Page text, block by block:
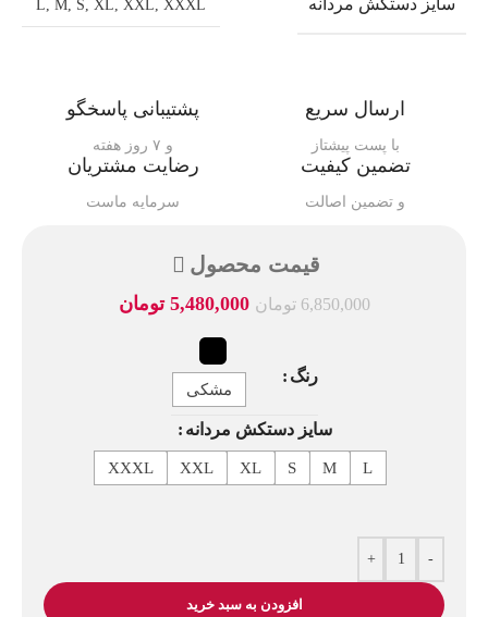
L M S XL XXL XXXL
ارسال سریع
با پست پیشتاز
پشتیبانی پاسخگو
و ۷ روز هفته
تضمین کیفیت
و تضمین اصالت
رضایت مشتریان
سرمایه ماست
قیمت محصول
6,850,000 تومان 5,480,000 تومان
رنگ
مشکی
سایز دستکش مردانه
L
M
S
XL
XXL
XXXL
-
+
افزودن به سبد خرید